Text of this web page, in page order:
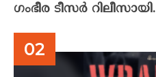
ഗംഭീര ടീസർ റിലീസായി.